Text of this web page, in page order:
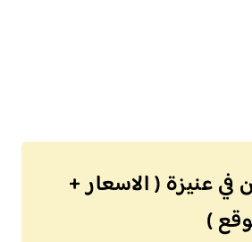
عنيزة ( الاسعار +
)